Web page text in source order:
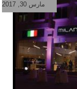
مارس 30, 2017